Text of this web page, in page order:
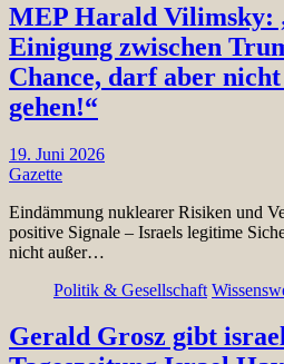
MEP Harald Vilimsky:
Einigung zwischen
Chance, darf aber
gehen!“
19. Juni 2026
Gazette
Eindämmung nuklearer Risiken und
positive Signale – Israels legitime
nicht außer…
Politik & Gesellschaft
Gerald Grosz gibt